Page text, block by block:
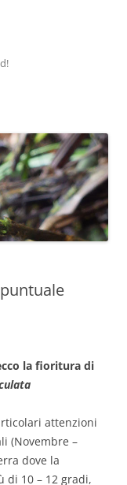
la fioritura di
attenzioni
(Novembre –
dove la
di 10 – 12 gradi,